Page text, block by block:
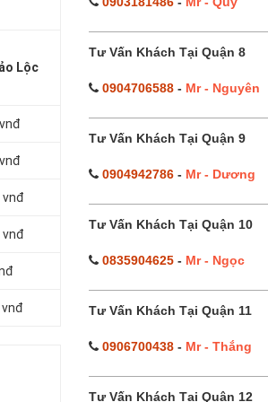
Lộc
vnđ
vnđ
Tư Vấn Khách Tại Quận 8
0904706588- Mr - Nguyên
Tư Vấn Khách Tại Quận 9
0904942786- Mr - Dương
Tư Vấn Khách Tại Quận 10
0835904625- Mr - Ngọc
Tư Vấn Khách Tại Quận 11
0906700438- Mr - Thắng
Tư Vấn Khách Tại Quận 12